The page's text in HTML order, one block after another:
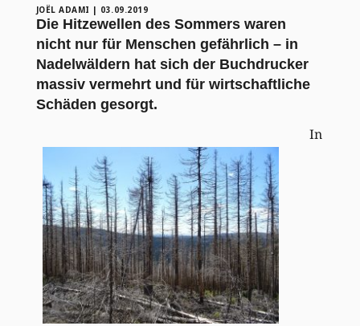
JOËL ADAMI | 03.09.2019
Die Hitzewellen des Sommers waren
nicht nur für Menschen gefährlich – in
Nadelwäldern hat sich der Buchdrucker
massiv vermehrt und für wirtschaftliche
Schäden gesorgt.
In